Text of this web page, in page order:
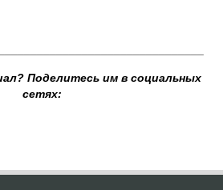
Поделитесь им в социальных
сетях: